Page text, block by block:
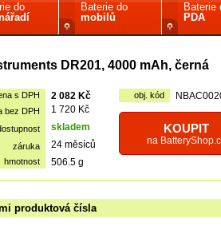
do
Baterie do
mobilů
Baterie
PDA
DR201, 4000 mAh, černá
s DPH 2 082 Kč obj. kód
bez DPH 1 720 Kč
KOUPIT
na
skladem
záruka 24 měsíců
hmotnost 506.5 g
produktová čísla